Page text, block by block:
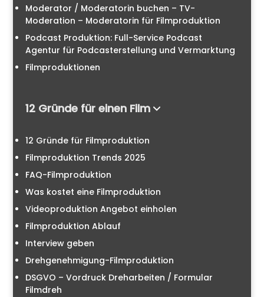
Moderator / Moderatorin buchen – TV-
Moderation – Moderatorin für Filmproduktion
Podcast Produktion: Full-Service Podcast
Agentur für Podcasterstellung und Vermarktung
Filmproduktionen
12 Gründe für einen Film
12 Gründe für Filmproduktion
Filmproduktion Trends 2025
FAQ-Filmproduktion
Was kostet eine Filmproduktion
Videoproduktion Angebot einholen
Filmproduktion Ablauf
Interview geben
Drehgenehmigung-Filmproduktion
DSGVO – Vordruck Dreharbeiten / Formular
Filmdreh